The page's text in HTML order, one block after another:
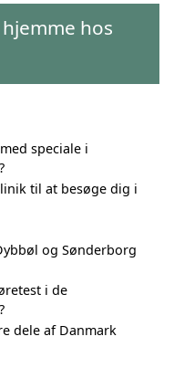
hos
speciale i
til at besøge dig i
og Sønderborg
i de
dele af Danmark